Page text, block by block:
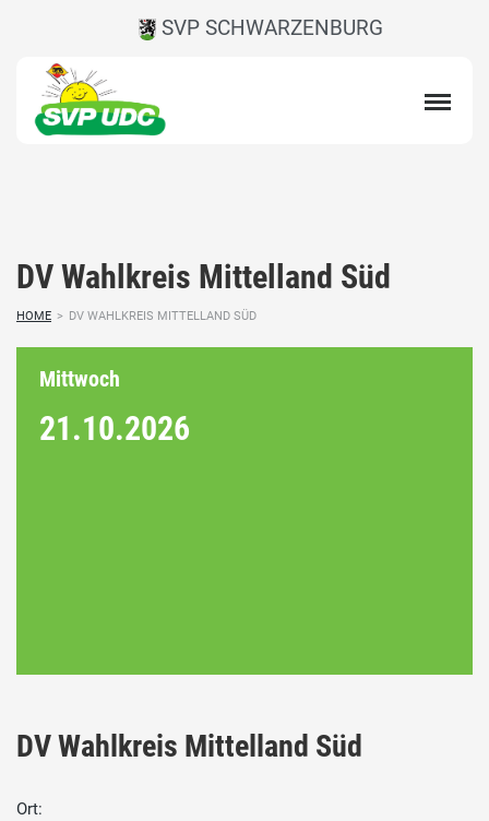
SVP SCHWARZENBURG
DV Wahlkreis Mittelland Süd
HOME > DV WAHLKREIS MITTELLAND SÜD
Mittwoch
21.10.2026
DV Wahlkreis Mittelland Süd
Ort: